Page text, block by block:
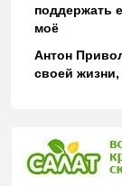
поддержать
моё
Антон
своей